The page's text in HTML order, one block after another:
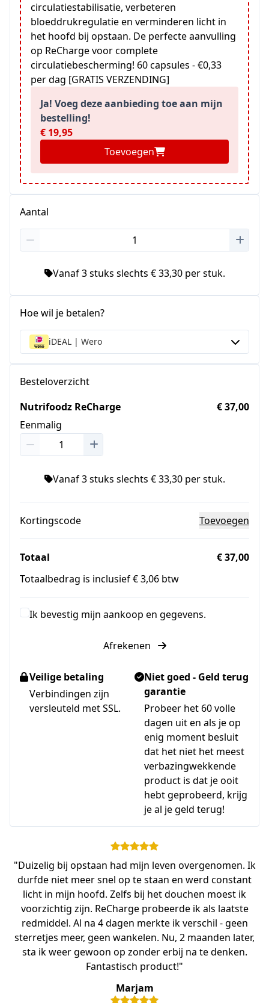
circulatiestabilisatie, verbeteren
bloeddrukregulatie en verminderen licht in
het hoofd bij opstaan. De perfecte aanvulling
op ReCharge voor complete
circulatiebescherming! 60 capsules - €0,33
per dag [GRATIS VERZENDING]
Ja! Voeg deze aanbieding toe aan mijn
bestelling!
€ 19,95
Toevoegen
Aantal
Vanaf 3 stuks slechts € 33,30 per stuk.
Hoe wil je betalen?
iDEAL | Wero
Besteloverzicht
Nutrifoodz ReCharge
Eenmalig
€ 37,00
Vanaf 3 stuks slechts € 33,30 per stuk.
Kortingscode Toevoegen
Totaal
€ 37,00
Totaalbedrag is inclusief € 3,06 btw
Ik bevestig mijn aankoop en gegevens.
Afrekenen
Veilige betaling
Verbindingen zijn
versleuteld met SSL.
Niet goed - Geld terug
garantie
Probeer het 60 volle
dagen uit en als je op
enig moment besluit
dat het niet het meest
verbazingwekkende
product is dat je ooit
hebt geprobeerd, krijg
je al je geld terug!
"Duizelig bij opstaan had mijn leven overgenomen. Ik
durfde niet meer snel op te staan en werd constant
licht in mijn hoofd. Zelfs bij het douchen moest ik
voorzichtig zijn. ReCharge probeerde ik als laatste
redmiddel. Al na 4 dagen merkte ik verschil - geen
sterretjes meer, geen wankelen. Nu, 2 maanden later,
sta ik weer gewoon op zonder erbij na te denken.
Fantastisch product!"
Marjam